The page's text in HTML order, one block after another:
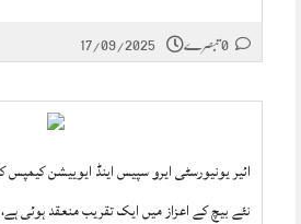
17/09/2025
نئے بیچ کے اعزاز میں ایک تقریب منعقد ہوئی ہے،